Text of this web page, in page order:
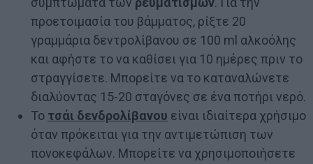
προετοιμασία του βάμματος, ρίξτε 20
γραμμάρια δεντρολίβανου σε 100 ml αλκοόλης
και αφήστε το να καθίσει για 10 ημέρες πριν το
στραγγίσετε. Μπορείτε να το καταναλώνετε
διαλύοντας 15-20 σταγόνες σε ένα ποτήρι νερό.
Το τσάι δενδρολίβανου είναι ιδιαίτερα χρήσιμο
όταν πρόκειται για την αντιμετώπιση των
πονοκεφάλων. Μπορείτε να χρησιμοποιήσετε